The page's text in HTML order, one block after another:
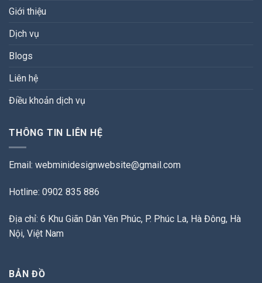
Giới thiệu
Dịch vụ
Blogs
Liên hệ
Điều khoản dịch vụ
THÔNG TIN LIÊN HỆ
Email: webminidesignwebsite@gmail.com
Hotline: 0902 835 886
Địa chỉ: 6 Khu Giãn Dân Yên Phúc, P. Phúc La, Hà Đông, Hà
Nội, Việt Nam
BẢN ĐỒ